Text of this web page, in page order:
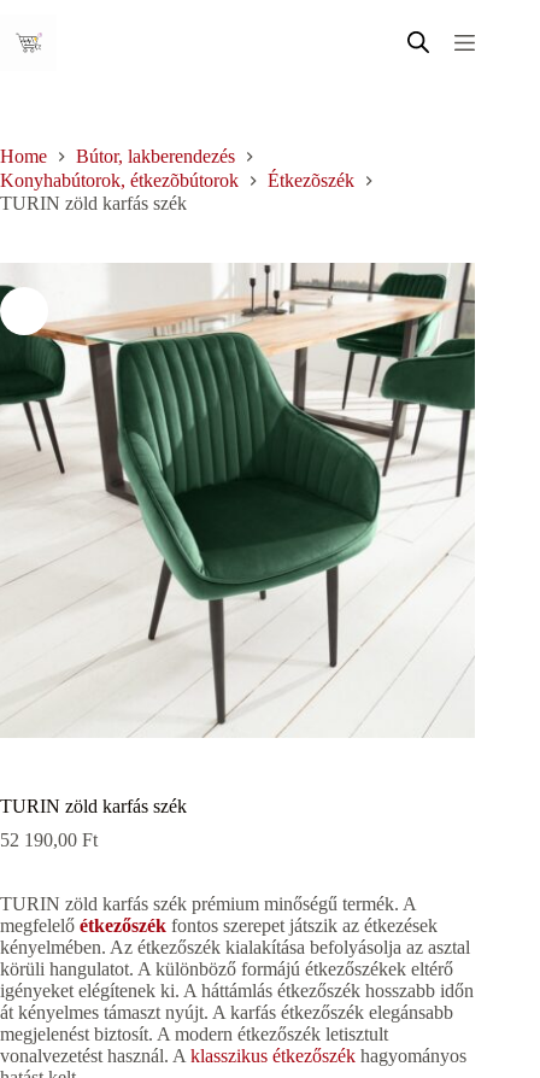
content
Home
Bútor, lakberendezés
Konyhabútorok, étkezõbútorok
Étkezõszék
TURIN zöld karfás szék
TURIN zöld karfás szék
52 190,00 Ft
TURIN zöld karfás szék prémium minőségű termék. A
megfelelő étkezőszék fontos szerepet játszik az étkezések
kényelmében. Az étkezőszék kialakítása befolyásolja az asztal
körüli hangulatot. A különböző formájú étkezőszékek eltérő
igényeket elégítenek ki. A háttámlás étkezőszék hosszabb időn
át kényelmes támaszt nyújt. A karfás étkezőszék elegánsabb
megjelenést biztosít. A modern étkezőszék letisztult
vonalvezetést használ. A klasszikus étkezőszék hagyományos